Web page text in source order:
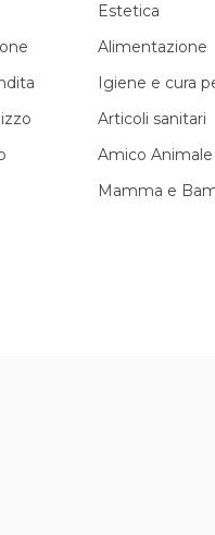
Estetica
Alimentazione
Igiene e cura
Articoli sanitari
Amico Animale
Mamma e